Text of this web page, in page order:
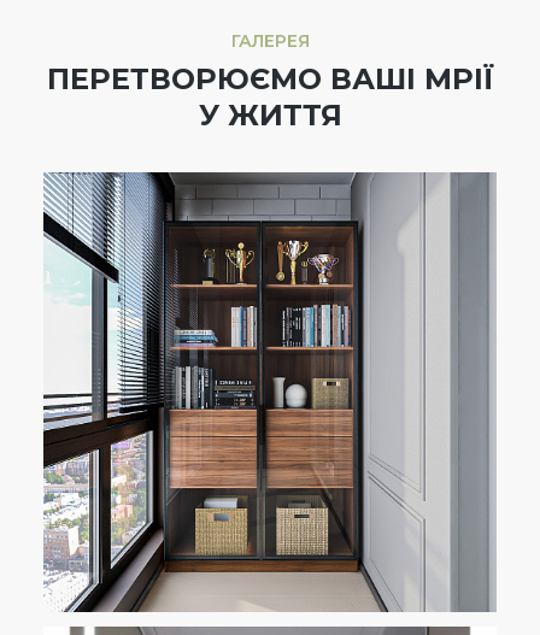
ГАЛЕРЕЯ
ПЕРЕТВОРЮЄМО ВАШІ МРІЇ
У ЖИТТЯ